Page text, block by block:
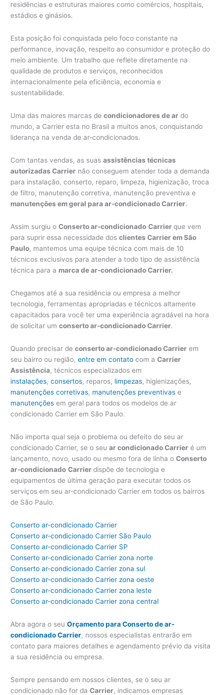
residências e estruturas maiores como comércios, hospitais,
estádios e ginásios.
Esta posição foi conquistada pelo foco constante na
performance, inovação, respeito ao consumidor e proteção do
meio ambiente. Um trabalho que reflete diretamente na
qualidade de produtos e serviços, reconhecidos
internacionalmente pela eficiência, economia e
sustentabilidade.
Uma das maiores marcas decondicionadores de ar do
mundo, a Carrier esta no Brasil a muitos anos, conquistando
liderança na venda de ar-condicionados.
Com tantas vendas, as suasassistências técnicas
autorizadas Carrier não conseguem atender toda a demanda
para instalação, conserto, reparo, limpeza, higienização, troca
de filtro, manutenção corretiva, manutenção preventiva e
manutenções em geral para ar-condicionado Carrier.
Assim surgiu oConserto ar-condicionado Carrierque vem
para suprir essa necessidade dosclientes Carrier em São
Paulo, mantemos uma equipe técnica com mais de 10
técnicos exclusivos para atender a todo tipo de assistência
técnica para a marca de ar-condicionado Carrier.
Chegamos até a sua residência ou empresa a melhor
tecnologia, ferramentas apropriadas e técnicos altamente
capacitados para você ter uma experiência agradável na hora
de solicitar umconserto ar-condicionado Carrier.
Quando precisar deconserto ar-condicionado Carrier em
seu bairro ou região,entre em contato com aCarrier
Assistência, técnicos especializados em
instalações,consertos, reparos, limpezas, higienizações,
manutenções corretivas, manutenções preventivas e
manutenções em geral para todos os modelos de ar
condicionado Carrier em São Paulo.
Não importa qual seja o problema ou defeito do seu ar
condicionado Carrier, se o seuar condicionado Carrier é um
lançamento, novo, usado ou mesmo fora de linha oConserto
ar-condicionado Carrierdispõe de tecnologia e
equipamentos de última geração para executar todos os
serviços em seu ar-condicionado Carrier em todos os bairros
de São Paulo.
Conserto ar-condicionado Carrier
Conserto ar-condicionado Carrier São Paulo
Conserto ar-condicionado Carrier SP
Conserto ar-condicionado Carrier zona norte
Conserto ar-condicionado Carrier zona sul
Conserto ar-condicionado Carrier zona oeste
Conserto ar-condicionado Carrier zona leste
Conserto ar-condicionado Carrier zona central
Abra agora o seuOrçamento para Conserto de ar-
condicionado Carrier, nossos especialistas entrarão em
contato para maiores detalhes e agendamento prévio da visita
a sua residência ou empresa.
Sempre pensando em nossos clientes, se o seu ar
condicionado não for daCarrier, indicamos empresas